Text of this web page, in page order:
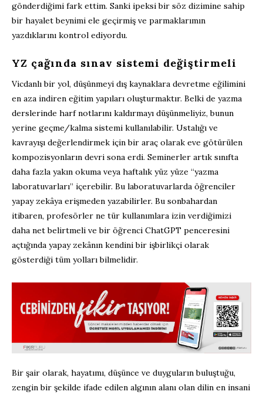
gönderdiğimi fark ettim. Sanki ipeksi bir söz dizimine sahip
bir hayalet beynimi ele geçirmiş ve parmaklarımın
yazdıklarını kontrol ediyordu.
YZ çağında sınav sistemi değiştirmeli
Vicdanlı bir yol, düşünmeyi dış kaynaklara devretme eğilimini
en aza indiren eğitim yapıları oluşturmaktır. Belki de yazma
derslerinde harf notlarını kaldırmayı düşünmeliyiz, bunun
yerine geçme/kalma sistemi kullanılabilir. Ustalığı ve
kavrayışı değerlendirmek için bir araç olarak eve götürülen
kompozisyonların devri sona erdi. Seminerler artık sınıfta
daha fazla yakın okuma veya haftalık yüz yüze “yazma
laboratuvarları” içerebilir. Bu laboratuvarlarda öğrenciler
yapay zekâya erişmeden yazabilirler. Bu sonbahardan
itibaren, profesörler ne tür kullanımlara izin verdiğimizi
daha net belirtmeli ve bir öğrenci ChatGPT penceresini
açtığında yapay zekânın kendini bir işbirlikçi olarak
gösterdiği tüm yolları bilmelidir.
Bir şair olarak, hayatımı, düşünce ve duyguların buluştuğu,
zengin bir şekilde ifade edilen algının alanı olan dilin en insani